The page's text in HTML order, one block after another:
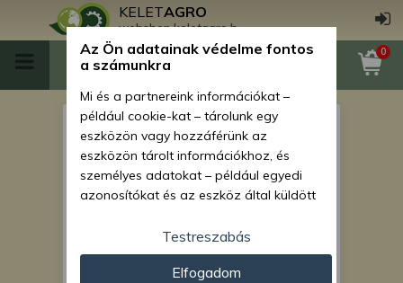
KELETAGRO
webshop.keletagro.hu
0
Force 108 légszűrő ház
Az Ön adatainak védelme fontos
a számunkra
Mi és a partnereink információkat –
például cookie-kat – tárolunk egy
eszközön vagy hozzáférünk az
eszközön tárolt információkhoz, és
személyes adatokat – például egyedi
azonosítókat és az eszköz által küldött
személyre szabott hirdetések és
tartalom nyújtásához, hirdetés- és
tartalomméréshez, nézettségi adatok
Testreszabás
Elfogadom